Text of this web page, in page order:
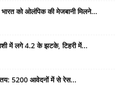
को ओलंपिक की मेजबानी मिलने...
में लगे 4.2 के झटके, टिहरी में...
तय: 5200 आवेदनों में से रेस...